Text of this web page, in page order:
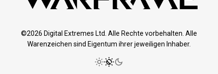
©2026 Digital Extremes Ltd. Alle Rechte vorbehalten. Alle
Warenzeichen sind Eigentum ihrer jeweiligen Inhaber.